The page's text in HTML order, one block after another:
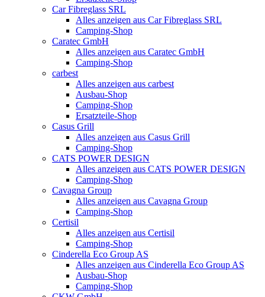
Car Fibreglass SRL
Alles anzeigen aus Car Fibreglass SRL
Camping-Shop
Caratec GmbH
Alles anzeigen aus Caratec GmbH
Camping-Shop
carbest
Alles anzeigen aus carbest
Ausbau-Shop
Camping-Shop
Ersatzteile-Shop
Casus Grill
Alles anzeigen aus Casus Grill
Camping-Shop
CATS POWER DESIGN
Alles anzeigen aus CATS POWER DESIGN
Camping-Shop
Cavagna Group
Alles anzeigen aus Cavagna Group
Camping-Shop
Certisil
Alles anzeigen aus Certisil
Camping-Shop
Cinderella Eco Group AS
Alles anzeigen aus Cinderella Eco Group AS
Ausbau-Shop
Camping-Shop